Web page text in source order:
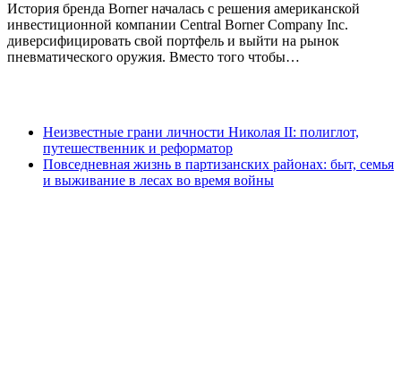
История бренда Borner началась с решения американской
инвестиционной компании Central Borner Company Inc.
диверсифицировать свой портфель и выйти на рынок
пневматического оружия. Вместо того чтобы…
Неизвестные грани личности Николая II: полиглот,
путешественник и реформатор
Повседневная жизнь в партизанских районах: быт, семья
и выживание в лесах во время войны